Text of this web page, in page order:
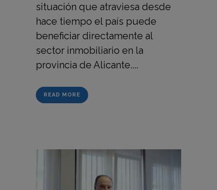
situación que atraviesa desde
hace tiempo el país puede
beneficiar directamente al
sector inmobiliario en la
provincia de Alicante....
READ MORE